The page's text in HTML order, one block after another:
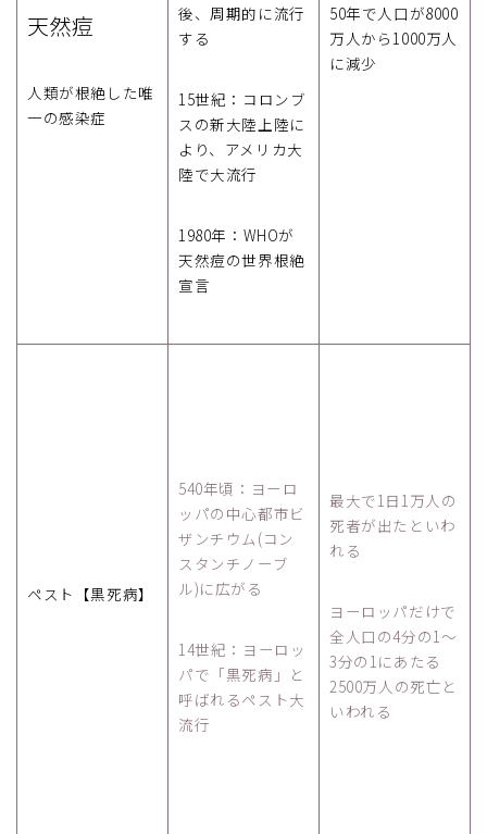
天然痘
人類が根絶した唯
一の感染症
後、周期的に流行
する
15世紀：コロンブ
スの新大陸上陸に
より、アメリカ大
陸で大流行
1980年：WHOが
天然痘の世界根絶
宣言
50年で人口が8000
万人から1000万人
に減少
ペスト【黒死病】
540年頃：ヨーロ
ッパの中心都市ビ
ザンチウム(コン
スタンチノーブ
ル)に広がる
14世紀：ヨーロッ
パで「黒死病」と
呼ばれるペスト大
流行
最大で1日1万人の
死者が出たといわ
れる
ヨーロッパだけで
全人口の4分の1～
3分の1にあたる
2500万人の死亡と
いわれる